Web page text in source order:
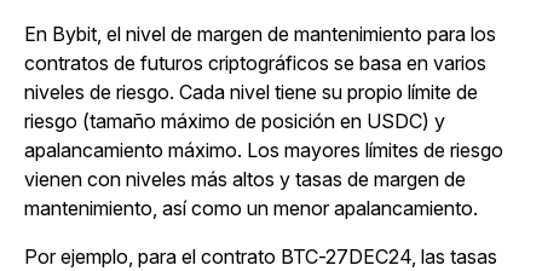
En Bybit, el nivel de margen de mantenimiento para los
contratos de futuros criptográficos se basa en varios
niveles de riesgo. Cada nivel tiene su propio límite de
riesgo (tamaño máximo de posición en USDC) y
apalancamiento máximo. Los mayores límites de riesgo
vienen con niveles más altos y tasas de margen de
mantenimiento, así como un menor apalancamiento.
Por ejemplo, para el contrato BTC-27DEC24, las tasas